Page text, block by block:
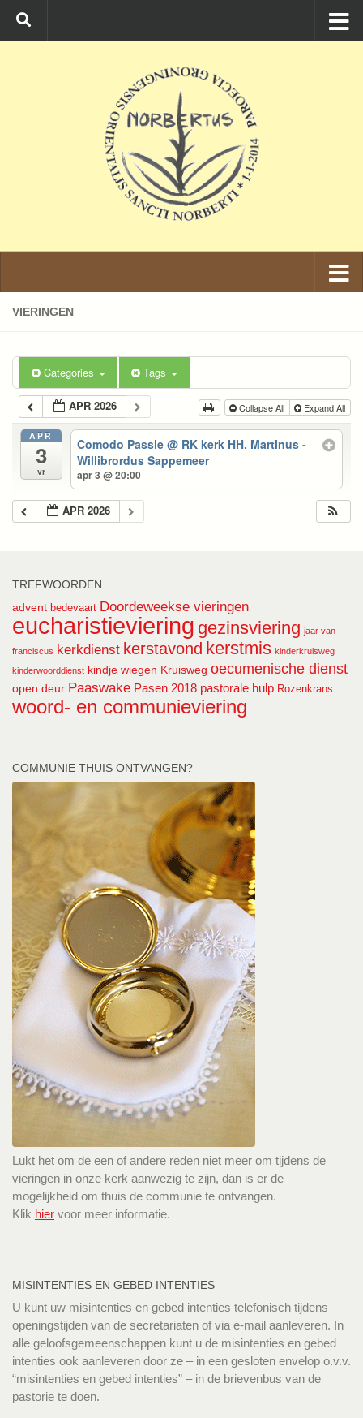
Ga naar de inhoud
VIERINGEN
Categories Tags
APR 2026 Collapse All Expand All
APR
3
vr
Comodo Passie@ RK kerk HH. Martinus -
Willibrordus Sappemeer
apr 3 @ 20:00
APR 2026
TREFWOORDEN
advent bedevaart Doordeweekse vieringen
eucharistieviering gezinsviering jaar van
franciscus kerkdienst kerstavond kerstmis kinderkruisweg
kinderwoorddienst kindje wiegen Kruisweg oecumenische dienst
open deur Paaswake Pasen 2018 pastorale hulp Rozenkrans
woord- en communieviering
COMMUNIE THUIS ONTVANGEN?
Lukt het om de een of andere reden niet meer om tijdens de
vieringen in onze kerk aanwezig te zijn, dan is er de
mogelijkheid om thuis de communie te ontvangen.
Klik hier voor meer informatie.
MISINTENTIES EN GEBED INTENTIES
U kunt uw misintenties en gebed intenties telefonisch tijdens
openingstijden van de secretariaten of via e-mail aanleveren. In
alle geloofsgemeenschappen kunt u de misintenties en gebed
intenties ook aanleveren door ze – in een gesloten envelop o.v.v.
“misintenties en gebed intenties” – in de brievenbus van de
pastorie te doen.